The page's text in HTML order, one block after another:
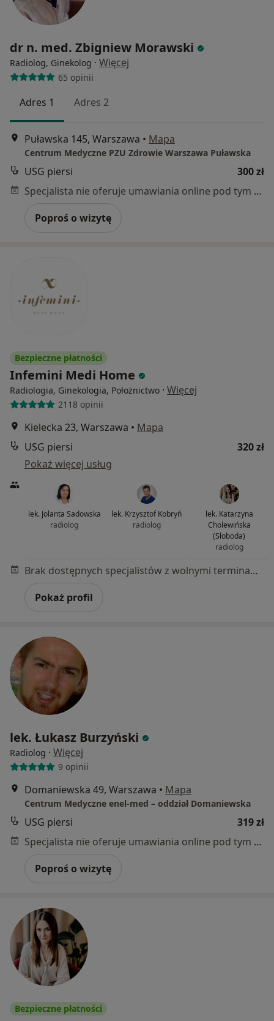
dr n. med. Zbigniew Morawski
Radiolog, Ginekolog · Więcej
65 opinii
Adres 1 Adres 2
Puławska 145, Warszawa • Mapa
Centrum Medyczne PZU Zdrowie Warszawa Puławska
USG piersi
300 zł
Specjalista nie oferuje umawiania online pod tym adresem.
Poproś o wizytę
Bezpieczne płatności
Infemini Medi Home
Radiologia, Ginekologia, Położnictwo · Więcej
2118 opinii
Kielecka 23, Warszawa • Mapa
USG piersi
320 zł
Pokaż więcej usług
lek. Jolanta Sadowska
radiolog
lek. Krzysztof Kobryń
radiolog
lek. Katarzyna
Cholewińska
(Słoboda)
radiolog
Brak dostępnych specjalistów z wolnymi terminami w tym centrum medycznym.
Pokaż profil
lek. Łukasz Burzyński
Radiolog · Więcej
9 opinii
Domaniewska 49, Warszawa • Mapa
Centrum Medyczne enel-med – oddział Domaniewska
USG piersi
319 zł
Specjalista nie oferuje umawiania online pod tym adresem.
Poproś o wizytę
Bezpieczne płatności